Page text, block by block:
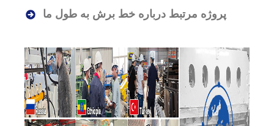
پروژه مرتبط درباره خط برش به طول ما